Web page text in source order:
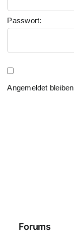
Passwort:
Angemeldet bleiben
Forums